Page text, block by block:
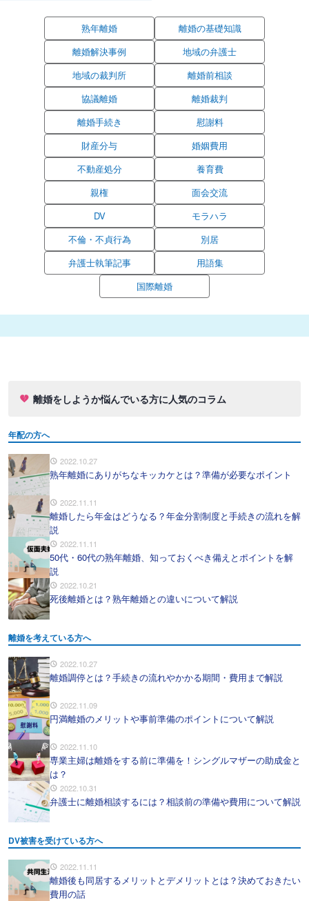
熟年離婚
離婚の基礎知識
離婚解決事例
地域の弁護士
地域の裁判所
離婚前相談
協議離婚
離婚裁判
離婚手続き
慰謝料
財産分与
婚姻費用
不動産処分
養育費
親権
面会交流
DV
モラハラ
不倫・不貞行為
別居
弁護士執筆記事
用語集
国際離婚
離婚をしようか悩んでいる方に人気のコラム
年配の方へ
2022.10.27
熟年離婚にありがちなキッカケとは？準備が必要なポイント
2022.11.11
離婚したら年金はどうなる？年金分割制度と手続きの流れを解
説
2022.11.11
50代・60代の熟年離婚、知っておくべき備えとポイントを解
説
2022.10.21
死後離婚とは？熟年離婚との違いについて解説
離婚を考えている方へ
2022.10.27
離婚調停とは？手続きの流れやかかる期間・費用まで解説
2022.11.09
円満離婚のメリットや事前準備のポイントについて解説
2022.11.10
専業主婦は離婚をする前に準備を！シングルマザーの助成金と
は？
2022.10.31
弁護士に離婚相談するには？相談前の準備や費用について解説
DV被害を受けている方へ
2022.11.11
離婚後も同居するメリットとデメリットとは？決めておきたい
費用の話